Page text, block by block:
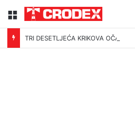
Menu
TRI DESETLJEĆA KRIKOVA OČAJNIKA